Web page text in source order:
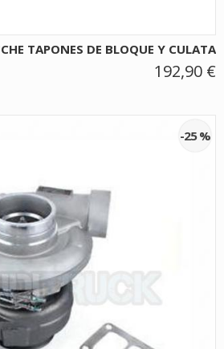
TAPONES DE BLOQUE Y CULATA
192,90 €
-25 %